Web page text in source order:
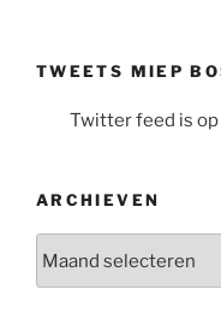
TWEETS MIEP
Twitter feed is
ARCHIEVEN